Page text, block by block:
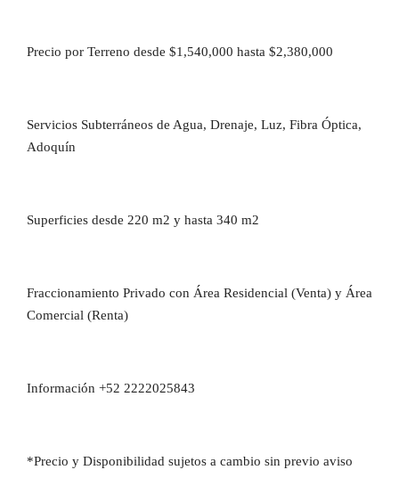
Precio por Terreno desde $1,540,000 hasta $2,380,000
Servicios Subterráneos de Agua, Drenaje, Luz, Fibra Óptica,
Adoquín
Superficies desde 220 m2 y hasta 340 m2
Fraccionamiento Privado con Área Residencial (Venta) y Área
Comercial (Renta)
Información +52 2222025843
*Precio y Disponibilidad sujetos a cambio sin previo aviso